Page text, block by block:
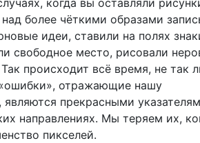
более чёткими образами
идеи, ставили на полях
свободное место, рисовали
происходит всё время, не так
отражающие нашу
являются прекрасными
направлениях. Мы теряем их,
пикселей.